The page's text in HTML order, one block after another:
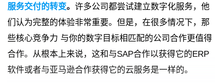
服务交付的转变。 许多公司都尝试建立数字化服务，他
们认为完整的体验非常重要。但是，在很多情况下，那
些核心竞争力 与你的数字目标相匹配的公司合作更值得
合作。从根本上来说，这和与SAP合作以获得它的ERP
软件或者与亚马逊合作获得它的云服务是一样的。